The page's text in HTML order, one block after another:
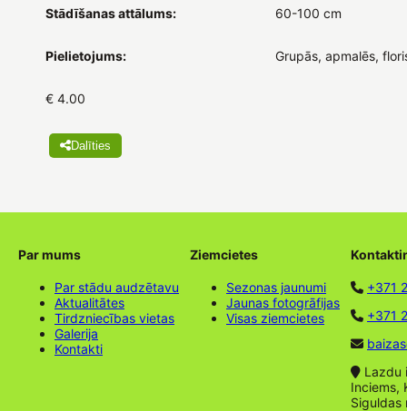
Stādīšanas attālums: 60-100 cm
Pielietojums: Grupās, apmalēs,
€ 4.00
Dalīties
Par mums
Par stādu audzētavu
Aktualitātes
Tirdzniecības vietas
Galerija
Kontakti
Ziemcietes
Sezonas jaunumi
Jaunas fotogrāfijas
Visas ziemcietes
+371
+371
Lazdu
Inciems,
Siguldas